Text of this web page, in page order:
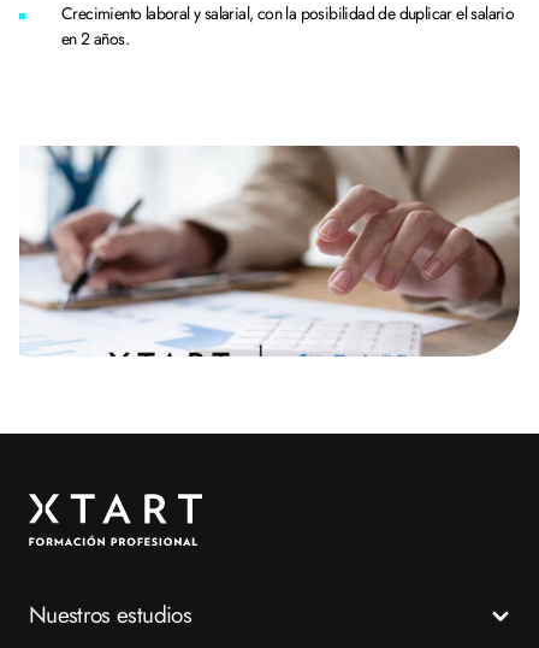
Crecimiento laboral y salarial, con la posibilidad de duplicar el salario
en 2 años.
Nuestros estudios